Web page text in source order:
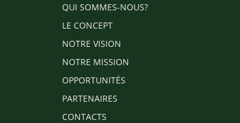
QUI SOMMES-NOUS?
LE CONCEPT
NOTRE VISION
NOTRE MISSION
OPPORTUNITÉS
PARTENAIRES
CONTACTS